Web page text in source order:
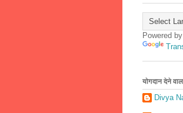
Powered by
योगदान देने
Divya